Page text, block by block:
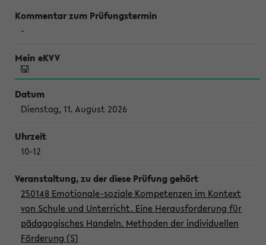
-
Dienstag, 11. August 2026
10-12
250148 Emotionale-soziale Kompetenzen im Kontext
von Schule und Unterricht. Eine Herausforderung für
pädagogisches Handeln. Methoden der individuellen
Förderung (S)